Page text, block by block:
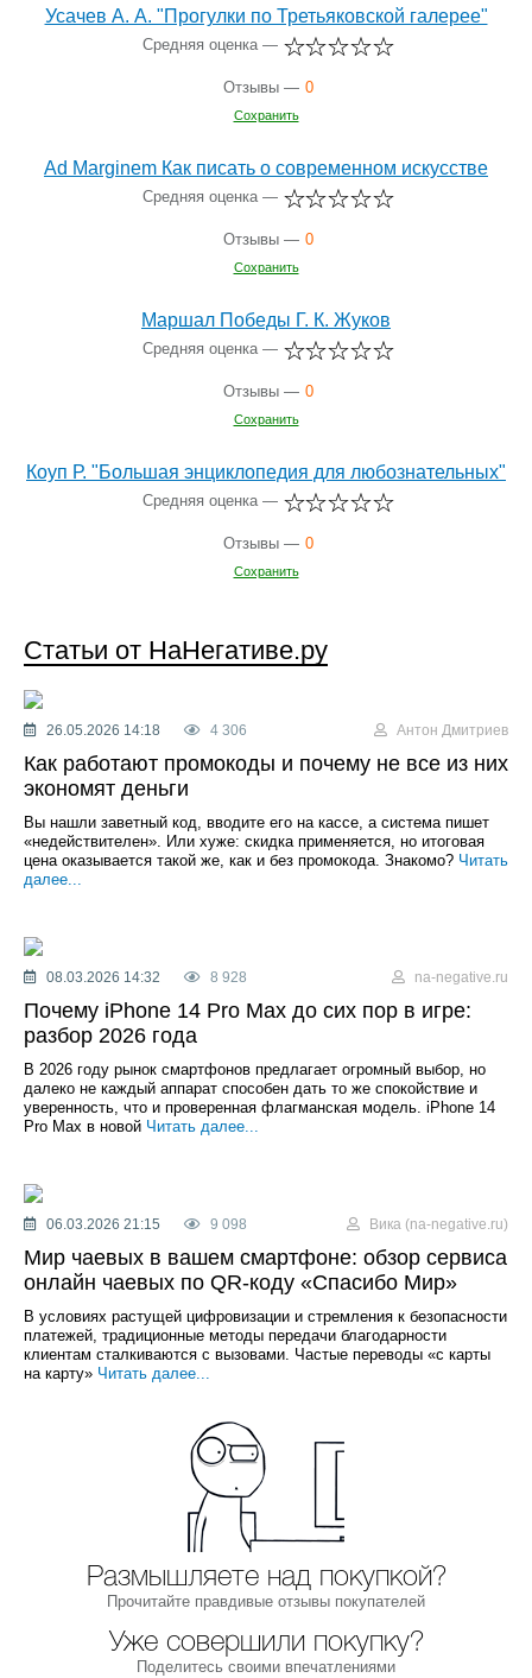
Усачев А. А. "Прогулки по Третьяковской галерее"
Средняя оценка —
Отзывы — 0
Сохранить
Ad Marginem Как писать о современном искусстве
Средняя оценка —
Отзывы — 0
Сохранить
Маршал Победы Г. К. Жуков
Средняя оценка —
Отзывы — 0
Сохранить
Коуп Р. "Большая энциклопедия для любознательных"
Средняя оценка —
Отзывы — 0
Сохранить
Статьи от НаНегативе.ру
26.05.2026 14:18 4 306 Антон Дмитриев
Как работают промокоды и почему не все из них
экономят деньги
Вы нашли заветный код, вводите его на кассе, а система пишет
«недействителен». Или хуже: скидка применяется, но итоговая
цена оказывается такой же, как и без промокода. Знакомо? Читать
далее...
08.03.2026 14:32 8 928 na-negative.ru
Почему iPhone 14 Pro Max до сих пор в игре:
разбор 2026 года
В 2026 году рынок смартфонов предлагает огромный выбор, но
далеко не каждый аппарат способен дать то же спокойствие и
уверенность, что и проверенная флагманская модель. iPhone 14
Pro Max в новой Читать далее...
06.03.2026 21:15 9 098 Вика (na-negative.ru)
Мир чаевых в вашем смартфоне: обзор сервиса
онлайн чаевых по QR-коду «Спасибо Мир»
В условиях растущей цифровизации и стремления к безопасности
платежей, традиционные методы передачи благодарности
клиентам сталкиваются с вызовами. Частые переводы «с карты
на карту» Читать далее...
Размышляете над покупкой?
Прочитайте правдивые отзывы покупателей
Уже совершили покупку?
Поделитесь своими впечатлениями